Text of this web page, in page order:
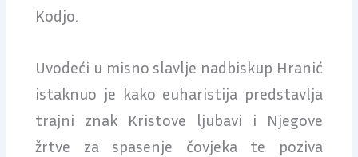
Kodjo.
Uvodeći u misno slavlje nadbiskup Hranić
istaknuo je kako euharistija predstavlja
trajni znak Kristove ljubavi i Njegove
žrtve za spasenje čovjeka te poziva